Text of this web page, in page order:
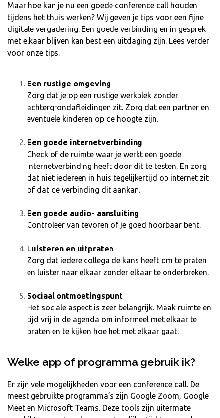
Maar hoe kan je nu een goede conference call houden
tijdens het thuis werken? Wij geven je tips voor een fijne
digitale vergadering. Een goede verbinding en in gesprek
met elkaar blijven kan best een uitdaging zijn. Lees verder
voor onze tips.
Een rustige omgeving
Zorg dat je op een rustige werkplek zonder
achtergrondafleidingen zit. Zorg dat een partner en
eventuele kinderen op de hoogte zijn.
Een goede internetverbinding
Check of de ruimte waar je werkt een goede
internetverbinding heeft door dit te testen. En zorg
dat niet iedereen in huis tegelijkertijd op internet zit
of dat de verbinding dit aankan.
Een goede audio- aansluiting
Controleer van tevoren of je goed hoorbaar bent.
Luisteren en uitpraten
Zorg dat iedere collega de kans heeft om te praten
en luister naar elkaar zonder elkaar te onderbreken.
Sociaal ontmoetingspunt
Het sociale aspect is zeer belangrijk. Maak ruimte en
tijd vrij in de agenda om informeel met elkaar te
praten en te kijken hoe het met elkaar gaat.
Welke app of programma gebruik ik?
Er zijn vele mogelijkheden voor een conference call. De
meest gebruikte programma’s zijn Google Zoom, Google
Meet en Microsoft Teams. Deze tools zijn uitermate